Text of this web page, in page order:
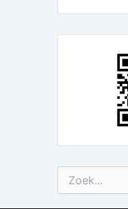
naar: